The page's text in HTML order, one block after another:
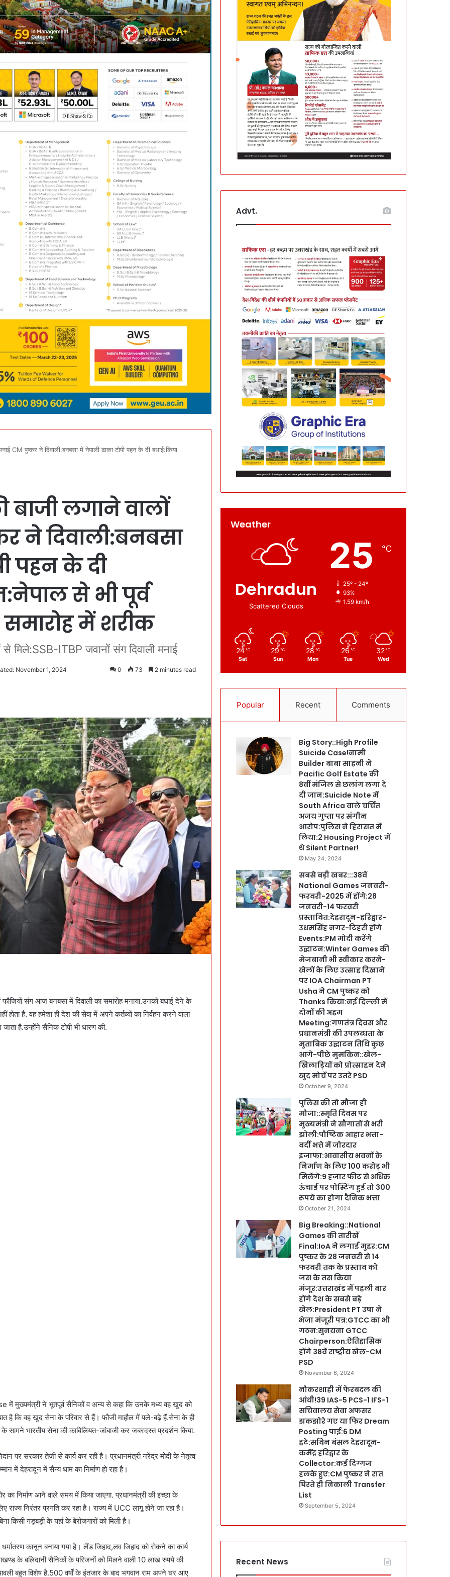
CM पुष्कर ने दिवाली:बनबसा में नेपाली ढाका टोपी पहन के दी बधाई:किया
लगाने वालों
ने दिवाली:बनबसा
पहन के दी
से भी पूर्व
में शरीक
से मिले:SSB-ITBP जवानों संग दिवाली मनाई
November 1, 2024 0 73 2 minutes read
संग आज बनबसा में दिवाली का समारोह मनाया.उनको बधाई देने के
होता है. वह हमेशा ही देश की सेवा में अपने कर्तव्यों का निर्वहन करने वाला
है.उन्होंने सैनिक टोपी भी धारण की.
में मुख्यमंत्री ने भूतपूर्व सैनिकों व अन्य से कहा कि उनके मध्य वह खुद को
है कि वह खुद सेना के परिवार से हैं। फौजी माहौल में पले-बढ़े हैं.सेना के ही
सामने भारतीय सेना की काबिलियत-जांबाजी कर जबरदस्त प्रदर्शन किया.
पर सरकार तेजी से कार्य कर रही है। प्रधानमंत्री नरेंद्र मोदी के नेतृत्व
में देहरादून में सैन्य धाम का निर्माण हो रहा है।
का निर्माण आने वाले समय में किया जाएगा. प्रधानमंत्री की इच्छा के
राज्य निरंतर प्रगति कर रहा है। राज्य में UCC लागू होने जा रहा है।
किसी गड़बड़ी के यहां के बेरोजगारों को मिली है।
कानून बनाया गया है। लैंड जिहाद,लव जिहाद को रोकने का कार्य
के बलिदानी सैनिकों के परिजनों को मिलने वाली 10 लाख रुपये की
बहुत विशेष है.500 वर्षों के इंतजार के बाद भगवान राम अपने घर आए
Advt.
Weather
Dehradun
Scattered Clouds
25 ℃
25º - 24º
93%
1.59 km/h
24 ℃
Sat
29 ℃
Sun
28 ℃
Mon
26 ℃
Tue
32 ℃
Wed
Popular Recent Comments
Big Story::High Profile
Suicide Case!नामी
Builder बाबा साहनी ने
Pacific Golf Estate की
8वीं मंजिल से छलांग लगा दे
दी जान:Suicide Note में
South Africa वाले चर्चित
अजय गुप्ता पर संगीन
आरोप:पुलिस ने हिरासत में
लिया:2 Housing Project में
थे Silent Partner!
May 24, 2024
सबसे बड़ी खबर:::38वें
National Games जनवरी-
फरवरी-2025 में होंगे:28
जनवरी-14 फरवरी
प्रस्तावित:देहरादून-हरिद्वार-
उधमसिंह नगर-टिहरी होंगे
Events:PM मोदी करेंगे
उद्घाटन:Winter Games की
मेजबानी भी स्वीकार करने-
खेलों के लिए उत्साह दिखाने
पर IOA Chairman PT
Usha ने CM पुष्कर को
Thanks किया:नई दिल्ली में
दोनों की अहम
Meeting:गणतंत्र दिवस और
प्रधानमंत्री की उपलब्धता के
मुताबिक उद्घाटन तिथि कुछ
आगे-पीछे मुमकिन::खेल-
खिलाड़ियों को प्रोत्साहन देने
खुद मोर्चे पर उतरे PSD
October 9, 2024
पुलिस की तो मौजा ही
मौजा::स्मृति दिवस पर
मुख्यमंत्री ने सौगातों से भरी
झोली:पौष्टिक आहार भत्ता-
वर्दी भत्ते में जोरदार
इजाफा:आवासीय भवनों के
निर्माण के लिए 100 करोड़ भी
मिलेंगे:9 हजार फीट से अधिक
ऊंचाई पर पोस्टिंग हुई तो 300
रूपये का होगा दैनिक भत्ता
October 21, 2024
Big Breaking::National
Games की तारीखें
Final:IoA ने लगाईं मुहर:CM
पुष्कर के 28 जनवरी से 14
फरवरी तक के प्रस्ताव को
जस के तस किया
मंजूर:उत्तराखंड में पहली बार
होंगे देश के सबसे बड़े
खेल:President PT उषा ने
भेजा मंजूरी पत्र:GTCC का भी
गठन:सुनयना GTCC
Chairperson:ऐतिहासिक
होंगे 38वें राष्ट्रीय खेल-CM
PSD
November 6, 2024
नौकरशाही में फेरबदल की
आंधी!39 IAS-5 PCS-1 IFS-1
सचिवालय सेवा अफसर
झकझोरे गए या फिर Dream
Posting पाई:6 DM
हटे:सविन बंसल देहरादून-
कर्मेंद्र हरिद्वार के
Collector:कई दिग्गज
हलके हुए:CM पुष्कर ने रात
घिरते ही निकाली Transfer
List
September 5, 2024
Recent News